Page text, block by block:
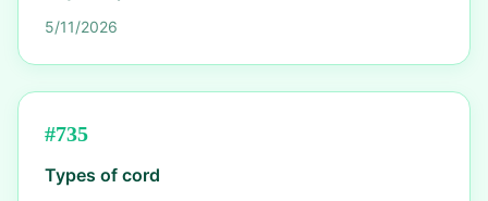
5/11/2026
#735
Types of cord